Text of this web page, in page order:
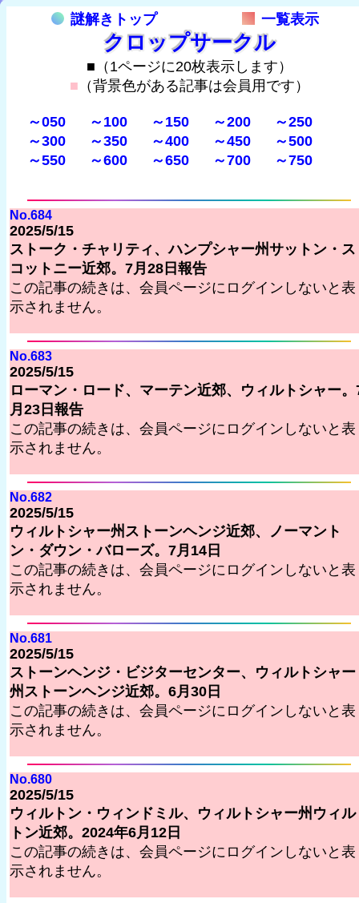
謎解きトップ 一覧表示
クロップサークル
■（1ページに20枚表示します）
■ （背景色がある記事は会員用です）
～050 ～100 ～150 ～200
～250
～300
～350 ～400 ～450
～500
～550
～600 ～650 ～700 ～750
No.684
2025/5/15
ストーク・チャリティ、ハンプシャー州サットン・ス
コットニー近郊。7月28日報告
この記事の続きは、会員ページにログインしないと表
示されません。
No.683
2025/5/15
ローマン・ロード、マーテン近郊、ウィルトシャー。
月23日報告
この記事の続きは、会員ページにログインしないと表
示されません。
No.682
2025/5/15
ウィルトシャー州ストーンヘンジ近郊、ノーマント
ン・ダウン・バローズ。7月14日
この記事の続きは、会員ページにログインしないと表
示されません。
No.681
2025/5/15
ストーンヘンジ・ビジターセンター、ウィルトシャー
州ストーンヘンジ近郊。6月30日
この記事の続きは、会員ページにログインしないと表
示されません。
No.680
2025/5/15
ウィルトン・ウィンドミル、ウィルトシャー州ウィル
トン近郊。2024年6月12日
この記事の続きは、会員ページにログインしないと表
示されません。